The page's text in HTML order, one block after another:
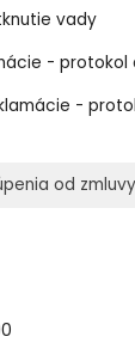
vady
-
-
od zmluvy